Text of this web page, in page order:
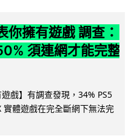
你擁有遊戲 調查：
須連網才能完整
戲】有調查發現，34% PS5
體遊戲在完全斷網下無法完